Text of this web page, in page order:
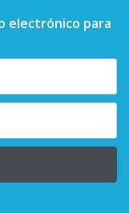
electrónico para